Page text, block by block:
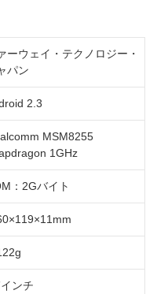
ーウェイ・テクノロジー・
パン
2.3
MSM8255
1GHz
：2Gバイト
ンチ